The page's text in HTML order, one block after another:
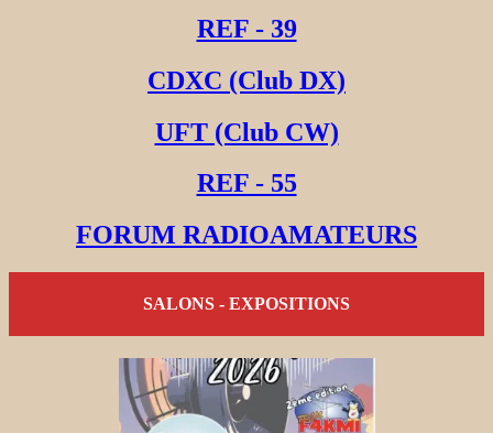
REF - 39
CDXC (Club DX)
UFT (Club CW)
REF - 55
FORUM RADIOAMATEURS
SALONS - EXPOSITIONS